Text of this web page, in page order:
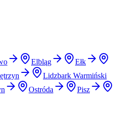
Elbląg
Ełk
Lidzbark Warmiński
Ostróda
Pisz